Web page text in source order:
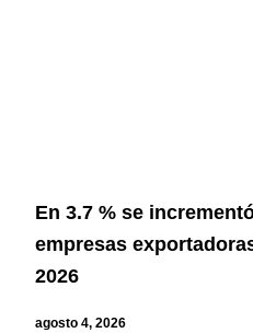
En 3.7 % se
empresas
2026
agosto 4, 2026